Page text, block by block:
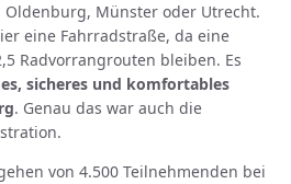
Oldenburg, Münster oder Utrecht.
eine Fahrradstraße, da eine
Radvorrangrouten bleiben. Es
sicheres und komfortables
. Genau das war auch die
von 4.500 Teilnehmenden bei